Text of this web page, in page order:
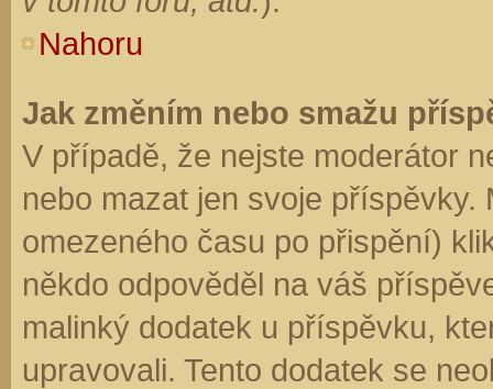
Nahoru
Jak změním nebo smažu
V případě, že nejste moderátor
nebo mazat jen svoje
omezeného času po přispění)
někdo odpověděl na váš
malinký dodatek u příspěvku,
upravovali. Tento dodatek se